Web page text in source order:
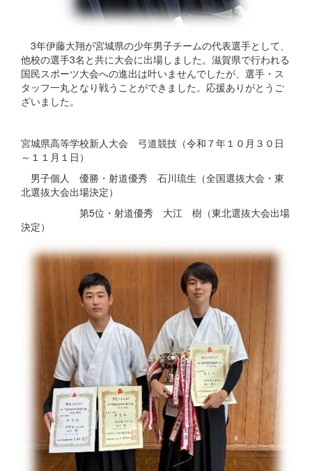
3年伊藤大翔が宮城県の少年男子チームの代表選手として、
他校の選手3名と共に大会に出場しました。滋賀県で行われる
国民スポーツ大会への進出は叶いませんでしたが、選手・ス
タッフ一丸となり戦うことができました。応援ありがとうご
ざいました。
宮城県高等学校新人大会 弓道競技（令和７年１０月３０日
～１１月１日）
男子個人 優勝・射道優秀 石川琉生（全国選抜大会・東
北選抜大会出場決定）
第5位・射道優秀 大江 樹（東北選抜大会出場
決定）